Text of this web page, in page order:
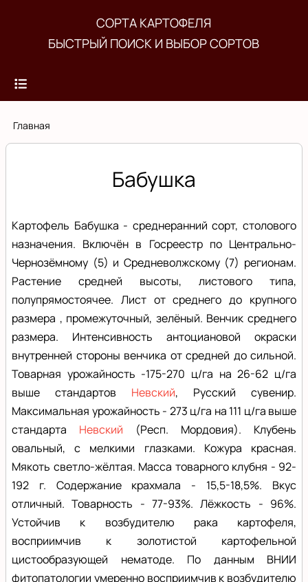
основному
СОРТА КАРТОФЕЛЯ
БЫСТРЫЙ ПОИСК И ВЫБОР СОРТОВ
Строка
Главная
Бабушка
Картофель Бабушка - среднеранний сорт, столового
назначения. Включён в Госреестр по Центрально-
Чернозёмному (5) и Средневолжскому (7) регионам.
Растение средней высоты, листового типа,
полупрямостоячее. Лист от среднего до крупного
размера , промежуточный, зелёный. Венчик среднего
размера. Интенсивность антоциановой окраски
внутренней стороны венчика от средней до сильной.
Товарная урожайность -175-270 ц/га на 26-62 ц/га
выше стандартов Невский, Русский сувенир.
Максимальная урожайность - 273 ц/га на 111 ц/га выше
стандарта Невский (Респ. Мордовия). Клубень
овальный, с мелкими глазками. Кожура красная.
Мякоть светло-жёлтая. Масса товарного клубня - 92-
192 г. Содержание крахмала - 15,5-18,5%. Вкус
отличный. Товарность - 77-93%. Лёжкость - 96%.
Устойчив к возбудителю рака картофеля,
восприимчив к золотистой картофельной
цистообразующей нематоде. По данным ВНИИ
фитопатологии умеренно восприимчив к возбудителю